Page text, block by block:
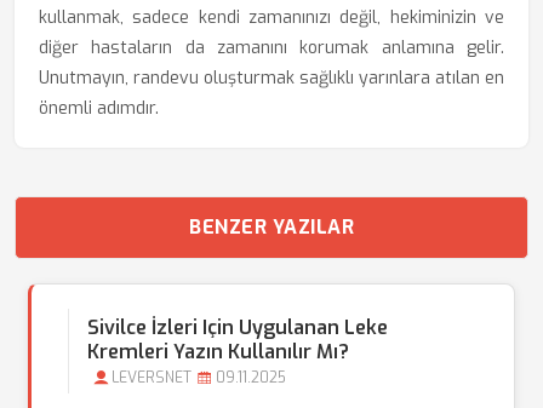
kullanmak, sadece kendi zamanınızı değil, hekiminizin ve
diğer hastaların da zamanını korumak anlamına gelir.
Unutmayın, randevu oluşturmak sağlıklı yarınlara atılan en
önemli adımdır.
BENZER YAZILAR
Sivilce İzleri Için Uygulanan Leke
Kremleri Yazın Kullanılır Mı?
LEVERSNET 09.11.2025